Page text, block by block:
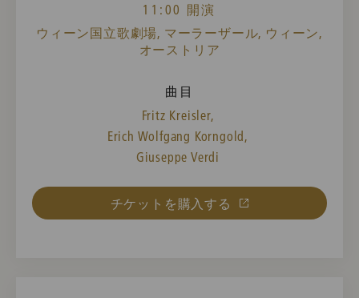
11:00 開演
ウィーン国立歌劇場, マーラーザール, ウィーン,
オーストリア
曲目
Fritz Kreisler,
Erich Wolfgang Korngold,
Giuseppe Verdi
チケットを購入する